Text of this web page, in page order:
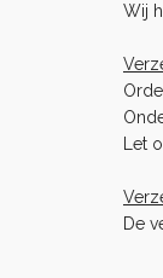
Wij
Let
De